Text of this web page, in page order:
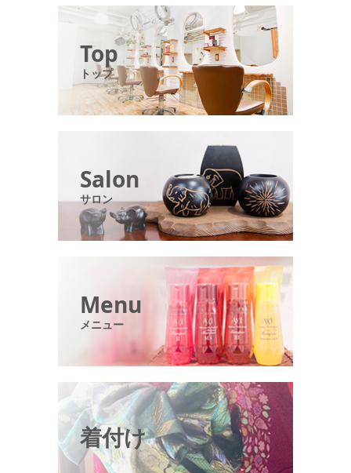
Top
トップ
Salon
サロン
Menu
メニュー
着付け